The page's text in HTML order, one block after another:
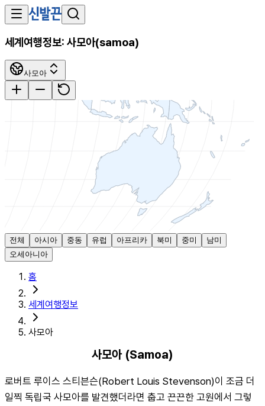
세계여행정보: 사모아(samoa)
사모아
전체 아시아 중동 유럽 아프리카 북미 중미
남미
오세아니아
홈
세계여행정보
사모아
사모아 (Samoa)
로버트 루이스 스티븐슨(Robert Louis Stevenson)이 조금 더
일찍 독립국 사모아를 발견했더라면 춥고 끈끈한 고원에서 그렇